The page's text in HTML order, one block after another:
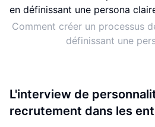
Comment créer un processus
définissant une
L'interview de
recrutement dans les